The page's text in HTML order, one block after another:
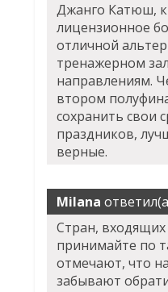
Джанго Катюш,
лицензионное
отличной
тренажерном
направлениям.
втором
сохранить свои
праздников,
верные.
Milana
Стран,
принимайте по
отмечают, что
забывают